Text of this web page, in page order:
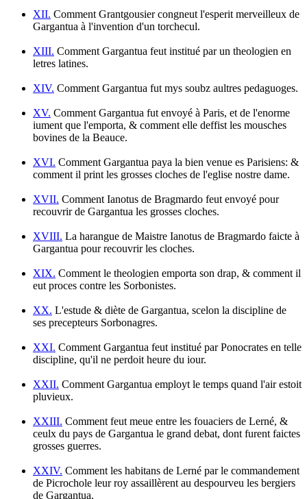
XII. Comment Grantgousier congneut l'esperit merveilleux de
Gargantua à l'invention d'un torchecul.
XIII. Comment Gargantua feut institué par un theologien en
letres latines.
XIV. Comment Gargantua fut mys soubz aultres pedaguoges.
XV. Comment Gargantua fut envoyé à Paris, et de l'enorme
iument que l'emporta, & comment elle deffist les mousches
bovines de la Beauce.
XVI. Comment Gargantua paya la bien venue es Parisiens: &
comment il print les grosses cloches de l'eglise nostre dame.
XVII. Comment Ianotus de Bragmardo feut envoyé pour
recouvrir de Gargantua les grosses cloches.
XVIII. La harangue de Maistre Ianotus de Bragmardo faicte à
Gargantua pour recouvrir les cloches.
XIX. Comment le theologien emporta son drap, & comment il
eut proces contre les Sorbonistes.
XX. L'estude & diète de Gargantua, scelon la discipline de
ses precepteurs Sorbonagres.
XXI. Comment Gargantua feut institué par Ponocrates en telle
discipline, qu'il ne perdoit heure du iour.
XXII. Comment Gargantua employt le temps quand l'air estoit
pluvieux.
XXIII. Comment feut meue entre les fouaciers de Lerné, &
ceulx du pays de Gargantua le grand debat, dont furent faictes
grosses guerres.
XXIV. Comment les habitans de Lerné par le commandement
de Picrochole leur roy assaillèrent au despourveu les bergiers
de Gargantua.